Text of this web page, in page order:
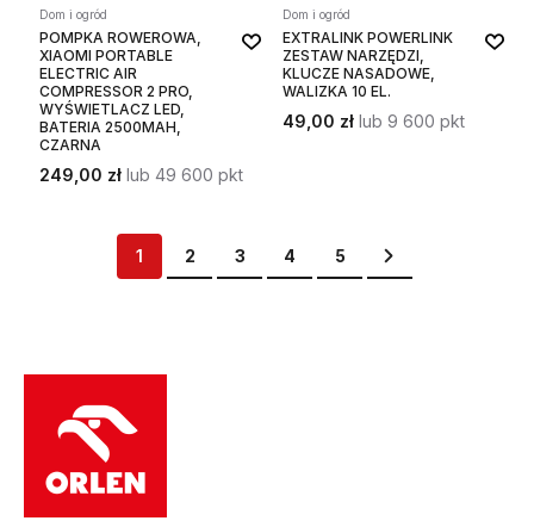
Dom i ogród
POMPKA ROWEROWA,
XIAOMI PORTABLE
ELECTRIC AIR
COMPRESSOR 2 PRO,
WYŚWIETLACZ LED,
BATERIA 2500MAH,
CZARNA
249,00 zł lub 49 600 pkt
Dom i ogród
EXTRALINK POWERLINK
ZESTAW NARZĘDZI,
KLUCZE NASADOWE,
WALIZKA 10 EL.
49,00 zł lub 9 600 pkt
Strona
Aktualnie czytasz stronę
1 Strona
2 Strona
3 Strona
4 Strona
5 Strona
Przejdź dalej